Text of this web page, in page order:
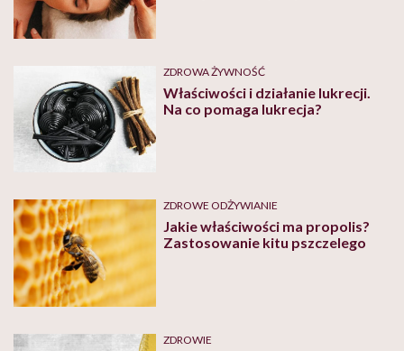
ZDROWA ŻYWNOŚĆ
Właściwości i działanie lukrecji.
Na co pomaga lukrecja?
ZDROWE ODŻYWIANIE
Jakie właściwości ma propolis?
Zastosowanie kitu pszczelego
ZDROWIE